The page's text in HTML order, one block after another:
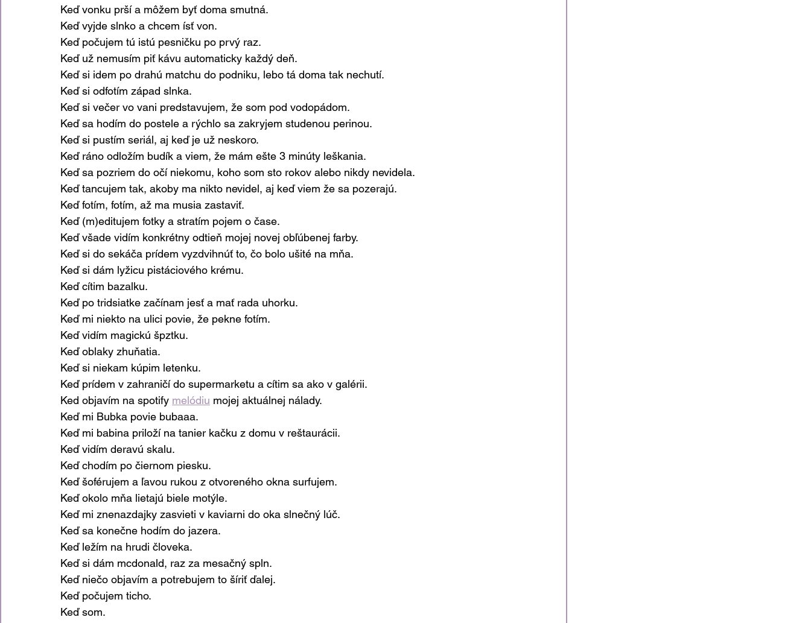
Keď vonku prší a môžem byť doma smutná.
Keď vyjde slnko a chcem ísť von.
Keď počujem tú istú pesničku po prvý raz.
Keď už nemusím piť kávu automaticky každý deň.
Keď si idem po drahú matchu do podniku, lebo tá doma tak nechutí.
Keď si odfotím západ slnka.
Keď si večer vo vani predstavujem, že som pod vodopádom.
Keď sa hodím do postele a rýchlo sa zakryjem studenou perinou.
Keď si pustím seriál, aj keď je už neskoro.
Keď ráno odložím budík a viem, že mám ešte 3 minúty leškania.
Keď sa pozriem do očí niekomu, koho som sto rokov alebo nikdy nevidela.
Keď tancujem tak, akoby ma nikto nevidel, aj keď viem že sa pozerajú.
Keď fotím, fotím, až ma musia zastaviť.
Keď (m)editujem fotky a stratím pojem o čase.
Keď všade vidím konkrétny odtieň mojej novej obľúbenej farby.
Keď si do sekáča prídem vyzdvihnúť to, čo bolo ušité na mňa.
Keď si dám lyžicu pistáciového krému.
Keď cítim bazalku.
Keď po tridsiatke začínam jesť a mať rada uhorku.
Keď mi niekto na ulici povie, že pekne fotím.
Keď vidím magickú špztku.
Keď oblaky zhuňatia.
Keď si niekam kúpim letenku.
Keď prídem v zahraničí do supermarketu a cítim sa ako v galérii.
Ked objavím na spotify melódiu mojej aktuálnej nálady.
Keď mi Bubka povie bubaaa.
Keď mi babina priloží na tanier kačku z domu v reštaurácii.
Keď vidím deravú skalu.
Keď chodím po čiernom piesku.
Keď šoférujem a ľavou rukou z otvoreného okna surfujem.
Keď okolo mňa lietajú biele motýle.
Keď mi znenazdajky zasvieti v kaviarni do oka slnečný lúč.
Keď sa konečne hodím do jazera.
Keď ležím na hrudi človeka.
Keď si dám mcdonald, raz za mesačný spln.
Keď niečo objavím a potrebujem to šíriť ďalej.
Keď počujem ticho.
Keď som.